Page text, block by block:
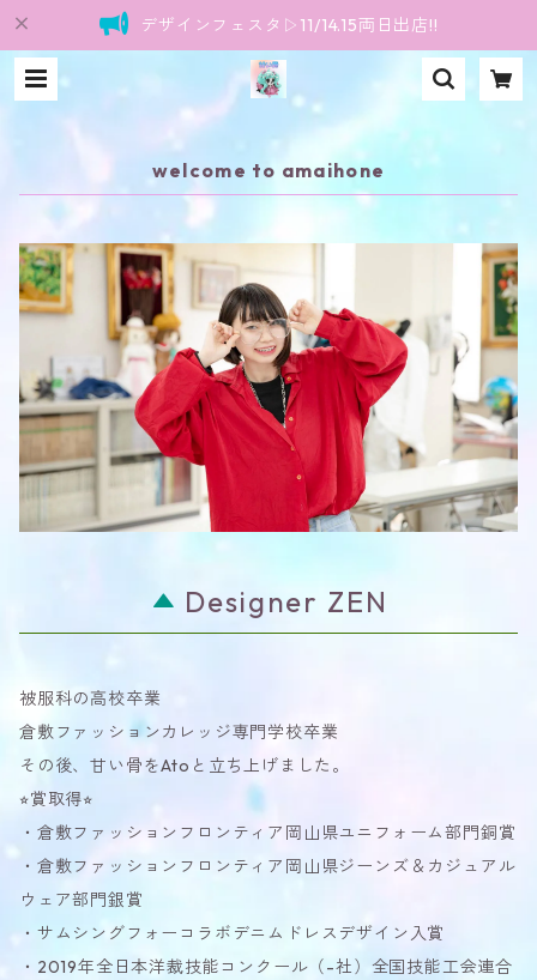
デザインフェスタ▷11/14.15両日出店!!
welcome to amaihone
Designer ZEN
被服科の高校卒業
倉敷ファッションカレッジ専門学校卒業
その後、甘い骨をAtoと立ち上げました。
⭐︎賞取得⭐︎
・倉敷ファッションフロンティア岡山県ユニフォーム部門銅賞
・倉敷ファッションフロンティア岡山県ジーンズ＆カジュアル
ウェア部門銀賞
・サムシングフォーコラボデニムドレスデザイン入賞
・2019年全日本洋裁技能コンクール（-社）全国技能工会連合